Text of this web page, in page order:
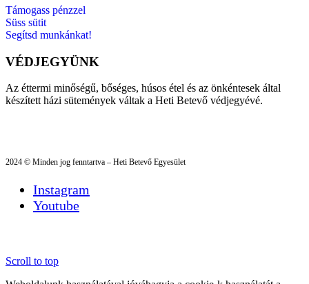
Támogass pénzzel
Süss sütit
Segítsd munkánkat!
VÉDJEGYÜNK
Az éttermi minőségű, bőséges, húsos étel és az önkéntesek által
készített házi sütemények váltak a Heti Betevő védjegyévé.
2024 © Minden jog fenntartva – Heti Betevő Egyesület
Instagram
Youtube
Scroll to top